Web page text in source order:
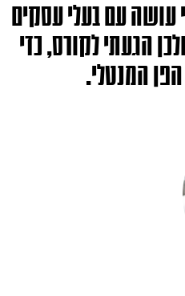
עושה עם בעלי עסקים
הגעתי לקורס, כדי
המנטלי.